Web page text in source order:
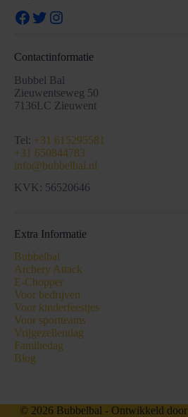
Facebook
Twitter
Instagram
Contactinformatie
Bubbel Bal
Zieuwentseweg 50
7136LC Zieuwent
Tel: +31 615295581
+31 650844783
info@bubbelbal.nl
KVK: 56520646
Extra Informatie
Bubbelbal
Archery Attack
E-Chopper
Voor bedrijven
Voor kinderfeestjes
Voor sportteams
Vrijgezellendag
Familiedag
Blog
© 2026 Bubbelbal - Ontwikkeld door